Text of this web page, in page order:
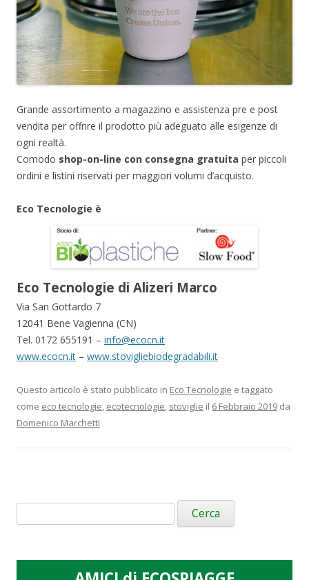
Grande assortimento a magazzino e assistenza pre e post
vendita per offrire il prodotto più adeguato alle esigenze di
ogni realtà.
Comodo shop-on-line con consegna gratuita per piccoli
ordini e listini riservati per maggiori volumi d’acquisto.
Eco Tecnologie è
Eco Tecnologie di Alizeri Marco
Via San Gottardo 7
12041 Bene Vagienna (CN)
Tel. 0172 655191 – info@ecocn.it
www.ecocn.it – www.stovigliebiodegradabili.it
Questo articolo è stato pubblicato in Eco Tecnologie e taggato
come eco tecnologie, ecotecnologie, stoviglie il 6 Febbraio 2019 da
Domenico Marchetti
Ricerca
per: